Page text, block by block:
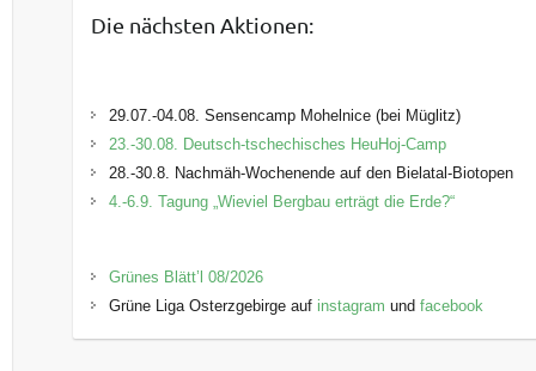
Die nächsten Aktionen:
29.07.-04.08. Sensencamp Mohelnice (bei Müglitz)
23.-30.08. Deutsch-tschechisches HeuHoj-Camp
28.-30.8. Nachmäh-Wochenende auf den Bielatal-Biotopen
4.-6.9. Tagung „Wieviel Bergbau erträgt die Erde?“
Grünes Blätt’l 08/2026
Grüne Liga Osterzgebirge auf instagram und facebook